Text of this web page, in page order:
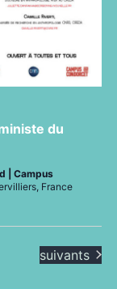
du
| Campus
France
Évènements
suivants